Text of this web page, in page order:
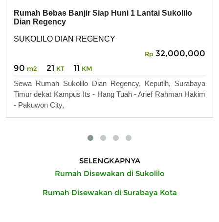
Rumah Bebas Banjir Siap Huni 1 Lantai Sukolilo
Dian Regency
SUKOLILO DIAN REGENCY
Rp 32,000,000
90 m2 21 KT 11 KM
Sewa Rumah Sukolilo Dian Regency, Keputih, Surabaya
Timur dekat Kampus Its - Hang Tuah - Arief Rahman Hakim
- Pakuwon City,
SELENGKAPNYA
Rumah Disewakan di Sukolilo
Rumah Disewakan di Surabaya Kota